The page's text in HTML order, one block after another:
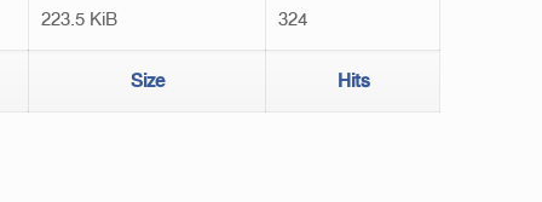
Size Hits
223.5 KiB 324